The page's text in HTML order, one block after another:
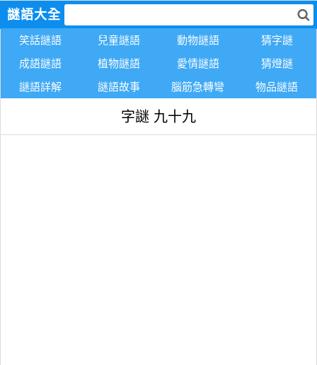
謎語大全
笑話謎語 兒童謎語 動物謎語
猜字謎
成語謎語
植物謎語 愛情謎語
猜燈謎
謎語詳解
謎語故事 腦筋急轉彎 物品謎語
字謎 九十九